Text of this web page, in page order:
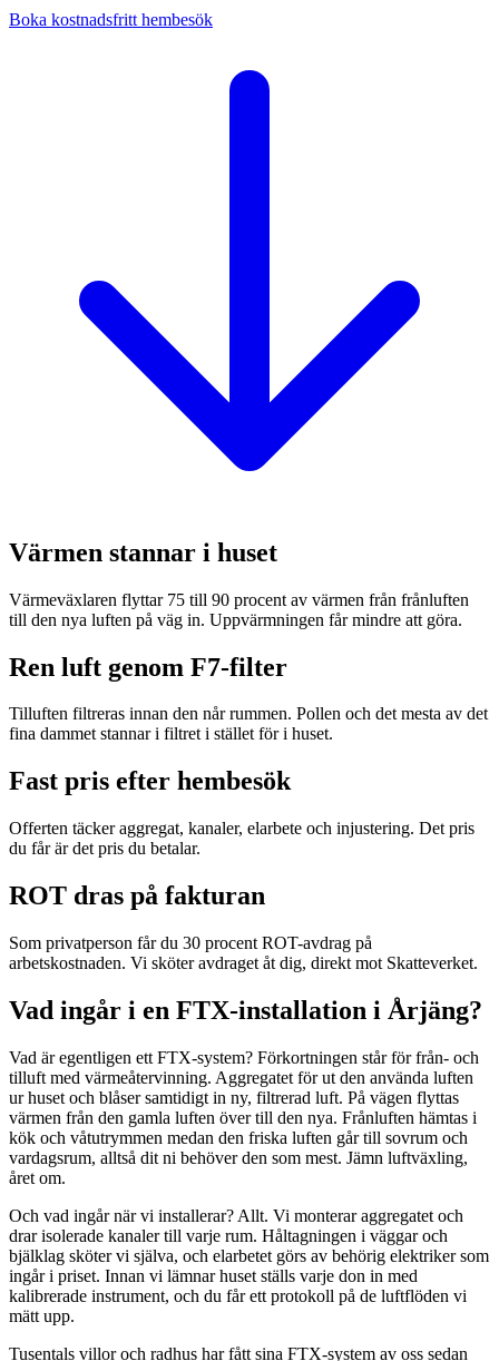
Boka kostnadsfritt hembesök
Värmen stannar i huset
Värmeväxlaren flyttar 75 till 90 procent av värmen från frånluften
till den nya luften på väg in. Uppvärmningen får mindre att göra.
Ren luft genom F7-filter
Tilluften filtreras innan den når rummen. Pollen och det mesta av det
fina dammet stannar i filtret i stället för i huset.
Fast pris efter hembesök
Offerten täcker aggregat, kanaler, elarbete och injustering. Det pris
du får är det pris du betalar.
ROT dras på fakturan
Som privatperson får du 30 procent ROT-avdrag på
arbetskostnaden. Vi sköter avdraget åt dig, direkt mot Skatteverket.
Vad ingår i en FTX-installation i Årjäng?
Vad är egentligen ett FTX-system? Förkortningen står för från- och
tilluft med värmeåtervinning. Aggregatet för ut den använda luften
ur huset och blåser samtidigt in ny, filtrerad luft. På vägen flyttas
värmen från den gamla luften över till den nya. Frånluften hämtas i
kök och våtutrymmen medan den friska luften går till sovrum och
vardagsrum, alltså dit ni behöver den som mest. Jämn luftväxling,
året om.
Och vad ingår när vi installerar? Allt. Vi monterar aggregatet och
drar isolerade kanaler till varje rum. Håltagningen i väggar och
bjälklag sköter vi själva, och elarbetet görs av behörig elektriker som
ingår i priset. Innan vi lämnar huset ställs varje don in med
kalibrerade instrument, och du får ett protokoll på de luftflöden vi
mätt upp.
Tusentals villor och radhus har fått sina FTX-system av oss sedan